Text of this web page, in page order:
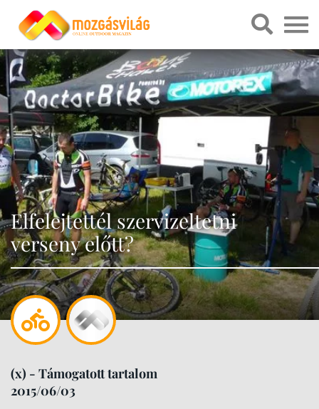
Elfelejtettél szervizeltetni
verseny előtt?
(x) - Támogatott tartalom
2015/06/03